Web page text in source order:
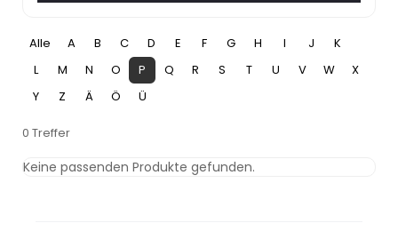
Alle A B C D E F G H I J
K
L
M N O P Q R S T U V W
X
Y
Z Ä Ö Ü
0 Treffer
Keine passenden Produkte gefunden.